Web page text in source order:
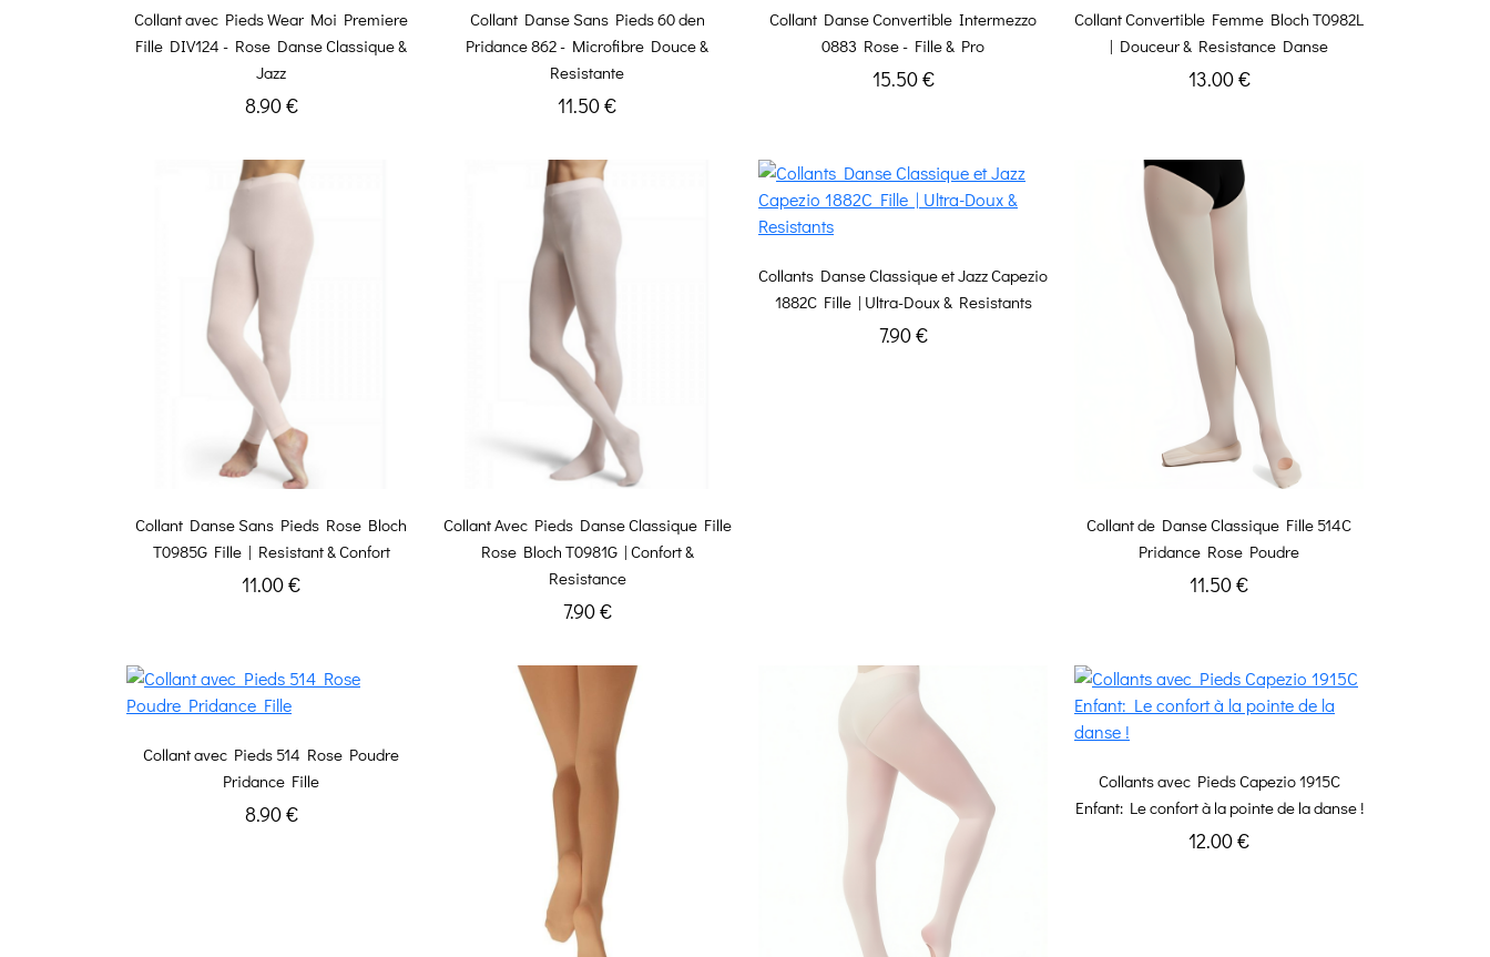
Collant avec Pieds Wear Moi Premiere
Fille DIV124 - Rose Danse Classique &
Jazz
8.90 €
Collant Danse Sans Pieds 60 den
Pridance 862 - Microfibre Douce &
Resistante
11.50 €
Collant Danse Convertible Intermezzo
0883 Rose - Fille & Pro
15.50 €
Collant Convertible Femme Bloch T0982L
| Douceur & Resistance Danse
13.00 €
Collant Danse Sans Pieds Rose Bloch
T0985G Fille | Resistant & Confort
11.00 €
Collant Avec Pieds Danse Classique Fille
Rose Bloch T0981G | Confort &
Resistance
7.90 €
Collants Danse Classique et Jazz Capezio
1882C Fille | Ultra-Doux & Resistants
7.90 €
Collant de Danse Classique Fille 514C
Pridance Rose Poudre
11.50 €
Collant avec Pieds 514 Rose Poudre
Pridance Fille
8.90 €
Collants avec Pieds Capezio 1915C
Enfant: Le confort à la pointe de la danse !
12.00 €